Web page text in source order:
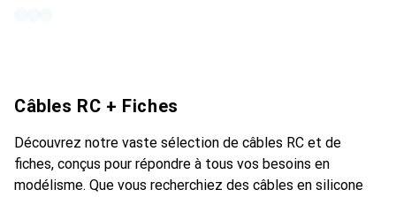
Câbles RC + Fiches
Découvrez notre vaste sélection de câbles RC et de
fiches, conçus pour répondre à tous vos besoins en
modélisme. Que vous recherchiez des câbles en silicone